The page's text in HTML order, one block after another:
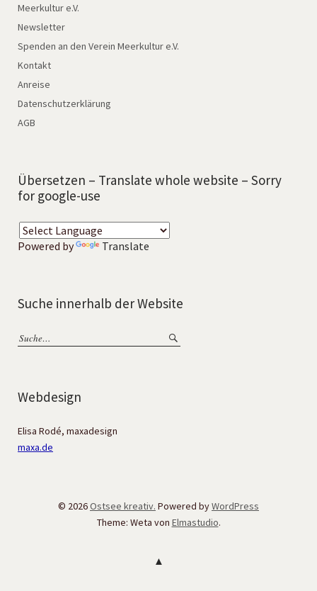
Meerkultur e.V.
Newsletter
Spenden an den Verein Meerkultur e.V.
Kontakt
Anreise
Datenschutzerklärung
AGB
Übersetzen – Translate whole website – Sorry
for google-use
Powered by Translate
Suche innerhalb der Website
Webdesign
Elisa Rodé, maxadesign
maxa.de
© 2026Ostsee kreativ. Powered byWordPress
Theme: Weta von Elmastudio.